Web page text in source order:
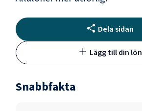
Dela sidan
Lägg till din lön
Snabbfakta